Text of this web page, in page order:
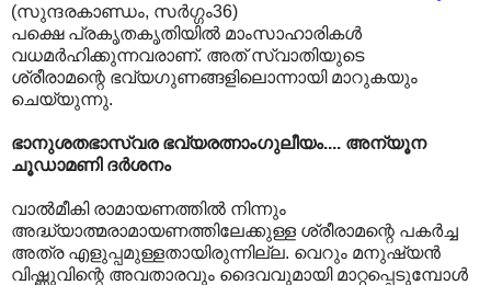
(സുന്ദരകാണ്ഡം, സർഗ്ഗം36)
പക്ഷെ പ്രകൃതകൃതിയിൽ മാംസാഹാരികൾ
വധമർഹിക്കുന്നവരാണ്. അത് സ്വാതിയുടെ
ശ്രീരാമന്റെ ഭവ്യഗുണങ്ങളിലൊന്നായി മാറുകയും
ചെയ്യുന്നു.
ഭാനുശതഭാസ്വര ഭവ്യരത്നാംഗുലീയം.... അന്യൂന
ചൂഡാമണി ദർശനം
വാൽമീകി രാമായണത്തിൽ നിന്നും
അദ്ധ്യാത്മരാമായണത്തിലേക്കുള്ള ശ്രീരാമന്റെ പകർച്ച
അത്ര എളുപ്പമുള്ളതായിരുന്നില്ല. വെറും മനുഷ്യൻ
വിഷ്ണുവിന്റെ അവതാരവും ദൈവവുമായി മാറ്റപ്പെടുമ്പോൾ